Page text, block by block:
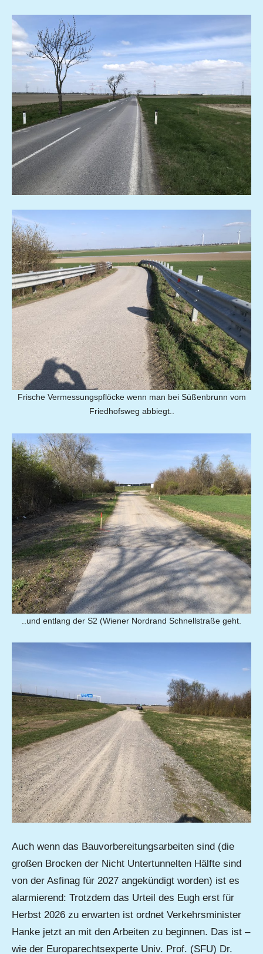
Frische Vermessungspflöcke wenn man bei Süßenbrunn vom
Friedhofsweg abbiegt..
..und entlang der S2 (Wiener Nordrand Schnellstraße geht.
Auch wenn das Bauvorbereitungsarbeiten sind (die
großen Brocken der Nicht Untertunnelten Hälfte sind
von der Asfinag für 2027 angekündigt worden) ist es
alarmierend: Trotzdem das Urteil des Eugh erst für
Herbst 2026 zu erwarten ist ordnet Verkehrsminister
Hanke jetzt an mit den Arbeiten zu beginnen. Das ist –
wie der Europarechtsexperte Univ. Prof. (SFU) Dr.